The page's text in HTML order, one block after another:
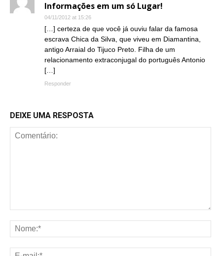
Informações em um só Lugar!
04/11/2012 at 15:26
[…] certeza de que você já ouviu falar da famosa
escrava Chica da Silva, que viveu em Diamantina,
antigo Arraial do Tijuco Preto. Filha de um
relacionamento extraconjugal do português Antonio
[…]
Responder
DEIXE UMA RESPOSTA